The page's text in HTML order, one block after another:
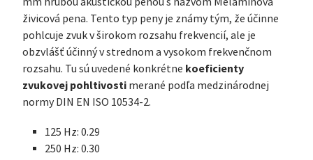
živicová pena. Tento typ peny je známy tým, že účinne
pohlcuje zvuk v širokom rozsahu frekvencií, ale je
obzvlášť účinný v strednom a vysokom frekvenčnom
rozsahu. Tu sú uvedené konkrétne koeficienty
zvukovej pohltivosti merané podľa medzinárodnej
normy DIN EN ISO 10534-2.
125 Hz: 0.29
250 Hz: 0.30